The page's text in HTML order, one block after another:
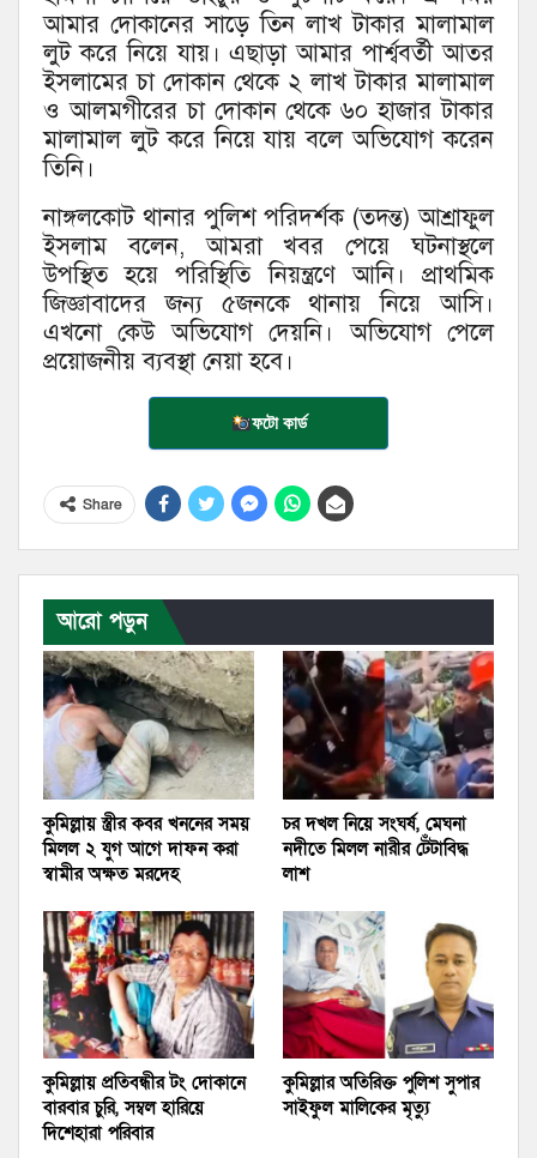
আমার দোকানের সাড়ে তিন লাখ টাকার মালামাল
লুট করে নিয়ে যায়। এছাড়া আমার পার্শ্ববর্তী আতর
ইসলামের চা দোকান থেকে ২ লাখ টাকার মালামাল
ও আলমগীরের চা দোকান থেকে ৬০ হাজার টাকার
মালামাল লুট করে নিয়ে যায় বলে অভিযোগ করেন
তিনি।
নাঙ্গলকোট থানার পুলিশ পরিদর্শক (তদন্ত) আশ্রাফুল
ইসলাম বলেন, আমরা খবর পেয়ে ঘটনাস্থলে
উপস্থিত হয়ে পরিস্থিতি নিয়ন্ত্রণে আনি। প্রাথমিক
জিজ্ঞাবাদের জন্য ৫জনকে থানায় নিয়ে আসি।
এখনো কেউ অভিযোগ দেয়নি। অভিযোগ পেলে
প্রয়োজনীয় ব্যবস্থা নেয়া হবে।
ফটো কার্ড
Share
আরো পড়ুন
কুমিল্লায় স্ত্রীর কবর খননের সময়
মিলল ২ যুগ আগে দাফন করা
স্বামীর অক্ষত মরদেহ
চর দখল নিয়ে সংঘর্ষ, মেঘনা
নদীতে মিলল নারীর টেঁটাবিদ্ধ
লাশ
কুমিল্লায় প্রতিবন্ধীর টং দোকানে
বারবার চুরি, সম্বল হারিয়ে
দিশেহারা পরিবার
কুমিল্লার অতিরিক্ত পুলিশ সুপার
সাইফুল মালিকের মৃত্যু